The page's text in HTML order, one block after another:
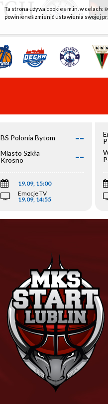
BS Polonia Bytom --
Miasto Szkła
Krosno
--
19.09, 15:00
Emocje TV
19.09, 14:55
Ta strona używa cookies m.in. w celach:
powinieneś zmienić ustawienia swojej